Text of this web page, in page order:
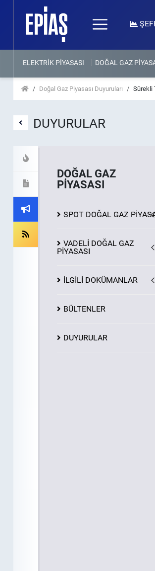
ELEKTRİK PİYASASI DOĞAL GAZ
Doğal Gaz Piyasası Duyuruları Sürekli
DUYURULAR
DOĞAL GAZ
PİYASASI
SPOT DOĞAL GAZ
VADELİ DOĞAL GAZ
PİYASASI
İLGİLİ DOKÜMANLAR
BÜLTENLER
DUYURULAR